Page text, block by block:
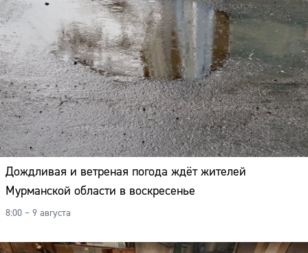
Дождливая и ветреная погода ждёт жителей
Мурманской области в воскресенье
8:00 – 9 августа